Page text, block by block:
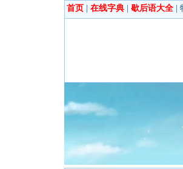
首页 在线字典 歇后语大全